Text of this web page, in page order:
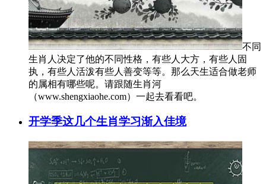
不同
生肖人决定了他的不同性格，有些人大方，有些人固
执，有些人活泼有些人善变等等。那么天生适合做老师
的属相有哪些呢。请跟随生肖河
（www.shengxiaohe.com）一起去看看吧。
开学季这几个生肖学习渐入佳境